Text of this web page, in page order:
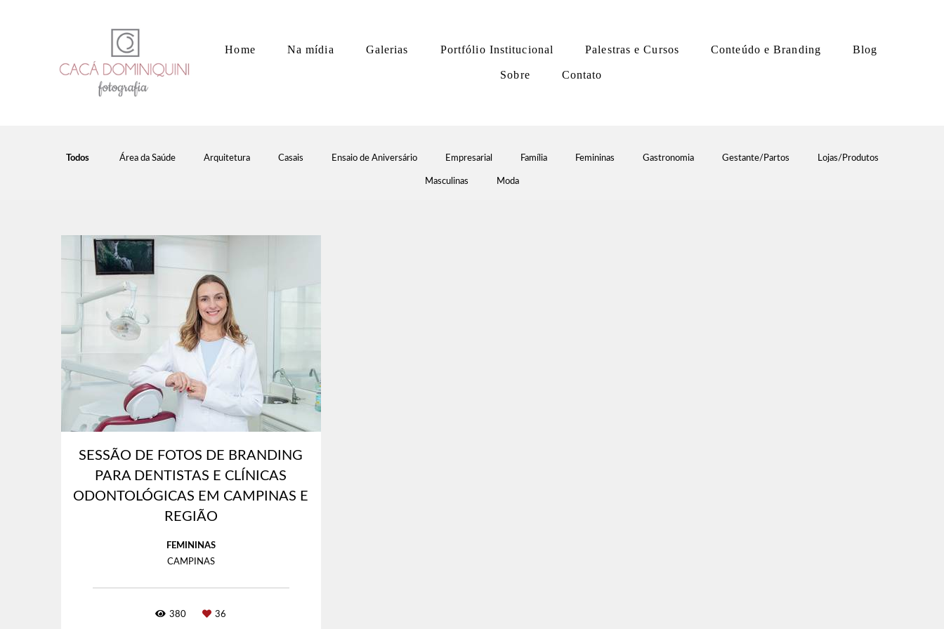
Home Na mídia Galerias Portfólio Institucional Palestras e Cursos Conteúdo e Branding Blog
Sobre Contato
Todos Área da Saúde Arquitetura Casais Ensaio de Aniversário Empresarial Família Femininas Gastronomia Gestante/Partos Lojas/Produtos
Masculinas Moda
SESSÃO DE FOTOS DE BRANDING
PARA DENTISTAS E CLÍNICAS
ODONTOLÓGICAS EM CAMPINAS E
REGIÃO
FEMININAS
CAMPINAS
380 36